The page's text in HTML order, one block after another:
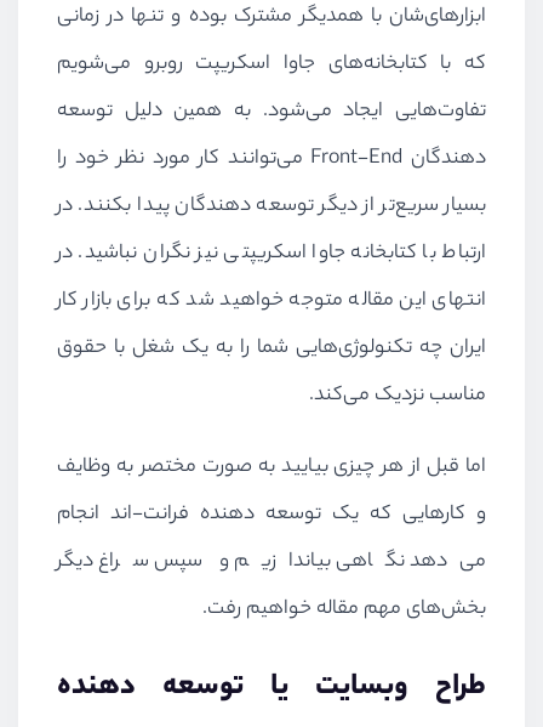
ابزارهای‌شان با همدیگر مشترک بوده و تنها در زمانی
که با کتابخانه‌های جاوا اسکریپت روبرو می‌شویم
تفاوت‌هایی ایجاد می‌شود. به همین دلیل توسعه
دهندگان Front-End می‌توانند کار مورد نظر خود را
بسیار سریع‌تر از دیگر توسعه دهندگان پیدا بکنند. در
ارتباط با کتابخانه جاوا اسکریپتی نیز نگران نباشید. در
انتهای این مقاله متوجه خواهید شد که برای بازار کار
ایران چه تکنولوژی‌هایی شما را به یک شغل با حقوق
مناسب نزدیک می‌کند.
اما قبل از هر چیزی بیایید به صورت مختصر به وظایف
و کارهایی که یک توسعه دهنده فرانت-اند انجام
می‌دهد نگاهی بیاندازیم و سپس سراغ دیگر
بخش‌های مهم مقاله خواهیم رفت.
طراح وبسایت یا توسعه دهنده